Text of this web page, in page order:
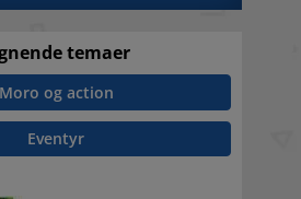
temaer
Moro og action
Eventyr